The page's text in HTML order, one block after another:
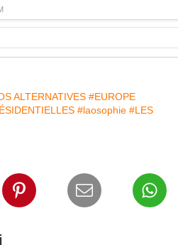
ALTERNATIVES #EUROPE
#laosophie #LES